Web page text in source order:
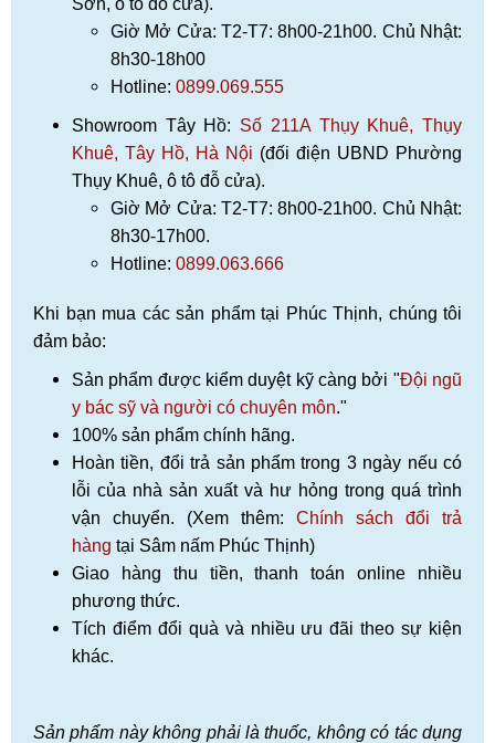
Sơn, ô tô đỗ cửa).
Giờ Mở Cửa: T2-T7: 8h00-21h00. Chủ Nhật:
8h30-18h00
Hotline: 0899.069.555
Showroom Tây Hồ: Số 211A Thụy Khuê, Thụy
Khuê, Tây Hồ, Hà Nội (đối điện UBND Phường
Thụy Khuê, ô tô đỗ cửa).
Giờ Mở Cửa: T2-T7: 8h00-21h00. Chủ Nhật:
8h30-17h00.
Hotline: 0899.063.666
Khi bạn mua các sản phẩm tại Phúc Thịnh, chúng tôi
đảm bảo:
Sản phẩm được kiểm duyệt kỹ càng bởi "Đội ngũ
y bác sỹ và người có chuyên môn."
100% sản phẩm chính hãng.
Hoàn tiền, đổi trả sản phẩm trong 3 ngày nếu có
lỗi của nhà sản xuất và hư hỏng trong quá trình
vận chuyển. (Xem thêm: Chính sách đổi trả
hàng tại Sâm nấm Phúc Thịnh)
Giao hàng thu tiền, thanh toán online nhiều
phương thức.
Tích điểm đổi quà và nhiều ưu đãi theo sự kiện
khác.
Sản phẩm này không phải là thuốc, không có tác dụng